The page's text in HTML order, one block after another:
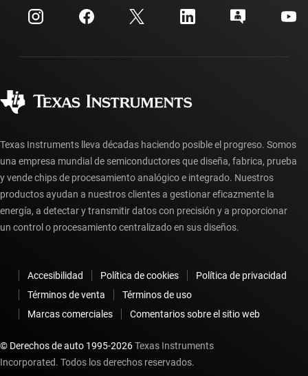
Relaciones con los inversionistas
Fabricación
Centro de atención al cliente
Preguntas frecuentes sobre la cuenta myTI
Preguntas frecuentes sobre pedidos
Texas Instruments lleva décadas haciendo posible el progreso. Somos
una empresa mundial de semiconductores que diseña, fabrica, prueba
y vende chips de procesamiento analógico e integrado. Nuestros
productos ayudan a nuestros clientes a gestionar eficazmente la
energía, a detectar y transmitir datos con precisión y a proporcionar
un control o procesamiento centralizado en sus diseños.
Accesibilidad Política de cookies
Política de privacidad
Términos de venta
Términos de uso
Marcas comerciales
Comentarios sobre el sitio web
© Derechos de auto 1995-2026Texas Instruments
Incorporated. Todos los derechos reservados.